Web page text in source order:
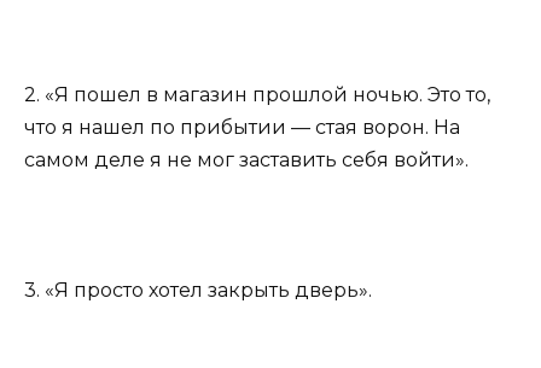
2. «Я пошел в магазин прошлой ночью. Это то,
что я нашел по прибытии — стая ворон. На
самом деле я не мог заставить себя войти».
3. «Я просто хотел закрыть дверь».